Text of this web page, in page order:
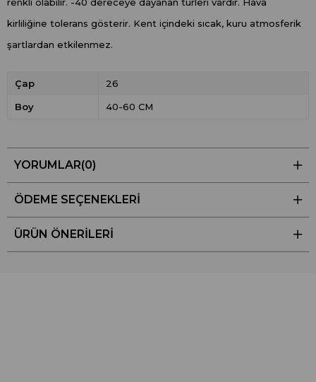
renkli olabilir. -40 dereceye dayanan türleri vardır. Hava
kirliliğine tolerans gösterir. Kent içindeki sıcak, kuru atmosferik
şartlardan etkilenmez.
Çap 26
Boy 40-60 CM
YORUMLAR(0)
ÖDEME SEÇENEKLERI
ÜRÜN ÖNERILERI